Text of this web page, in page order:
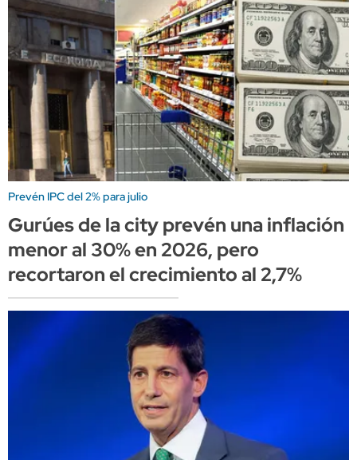
Prevén IPC del 2% para julio
Gurúes de la city prevén una inflación
menor al 30% en 2026, pero
recortaron el crecimiento al 2,7%